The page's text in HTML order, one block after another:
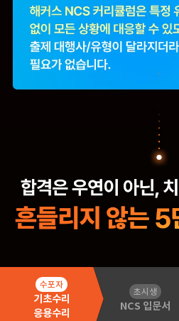
수포자
기초수리
응용수리
초시생
NCS 입문서